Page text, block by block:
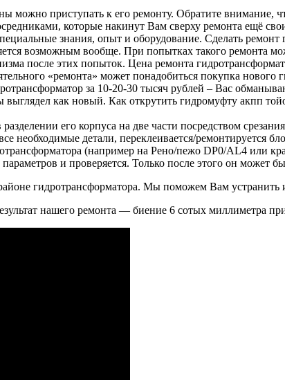
можно приступать к его ремонту. Обратите внимание,
которые накинут Вам сверху ремонта ещё
знания, опыт и оборудование. Сделать ремонт
возможным вообще. При попытках такого ремонта
после этих попыток. Цена ремонта
«ремонта» может понадобиться покупка
за 10-20-30 тысяч рублей – Вас
как новый. Как открутить гидромуфту акпп
его корпуса на две части посредством
необходимые детали, переклеивается/ремонтируется
(например на Рено/пежо DP0/АL4 или
и проверяется. Только после этого он может
гидротрансформатора. Мы поможем Вам устранить
нашего ремонта — биение 6 сотых миллиметра